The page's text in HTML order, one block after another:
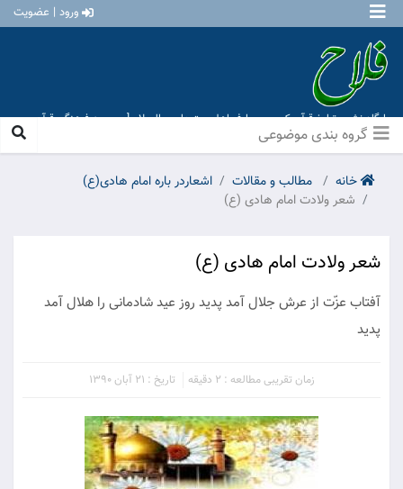
ورود | عضویت
پایگاه نشر و تبلیغ قرآن کریم و معارف اهل بیت علیهم السلام [ موسسه فرهنگی قرآن و
عترت منهاج عشق آباد ]
خانه مطالب و مقالات
اشعاردر باره امام هادی(ع)
شعر ولادت امام هادی (ع)
شعر ولادت امام هادی (ع)
آفتاب عزّت از عرش جلال آمد پدید روز عید شادمانى را هلال آمد
پدید
زمان تقریبی مطالعه : 2 دقیقه تاریخ : 21 آبان 1390